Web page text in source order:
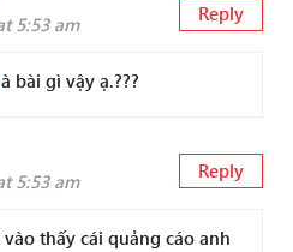
5:53 am
Reply
bài gì vậy ạ.???
5:53 am
Reply
thấy cái quảng cáo anh